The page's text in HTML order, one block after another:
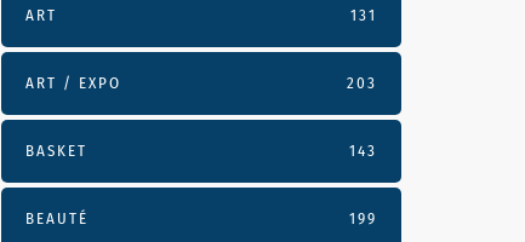
ART 131
ART / EXPO 203
BASKET 143
BEAUTÉ 199